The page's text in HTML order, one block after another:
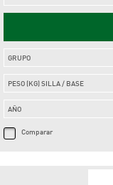
GRUPO
PESO (KG) SILLA / BASE
AÑO
Comparar